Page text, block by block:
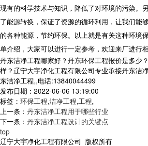
现有的科学技术与知识，降低了对环境的污染。
了能源转换，保证了资源的循环利用，让我们能
的各种能源，节约环保。以上就是有关这种环境
单介绍，大家可以进行一定参考，欢迎来厂进行相
丹东洁净工程哪家好？丹东环保工程报价是多少
样？辽宁大宇净化工程有限公司专业承接丹东洁
东洁净工程,,电话:13840044499
发布日期：2022-06-06 13:19:00
标签： 环保工程,洁净工程,工程,
上一条： 丹东洁净工程用于哪些行业
下一条： 丹东洁净工程设计的关键点
top
辽宁大宇净化工程有限公司 版权所有